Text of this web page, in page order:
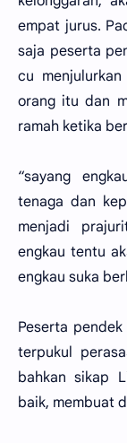
empat jurus.
saja peserta
cu
orang itu dan
ramah ketika
“sayang
tenaga dan
menjadi
engkau tentu
engkau suka
Peserta
terpukul
bahkan sikap
baik, membuat